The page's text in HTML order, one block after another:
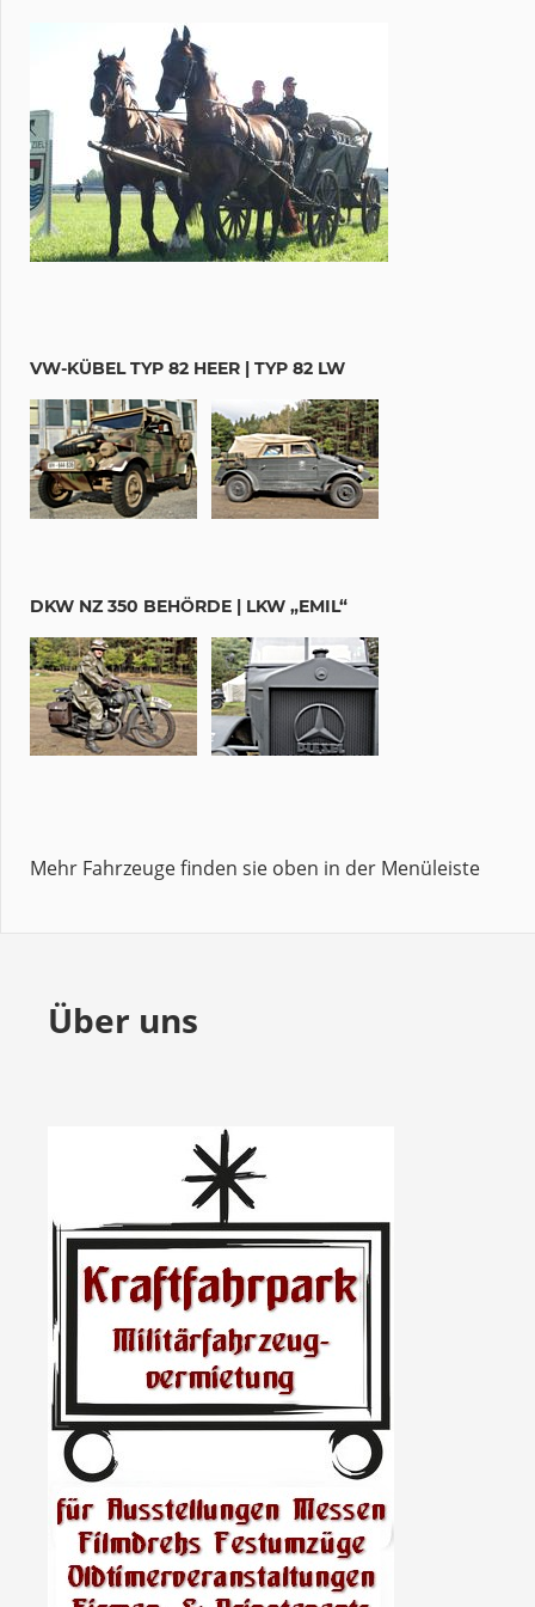
VW-KÜBEL TYP 82 HEER | TYP 82 LW
DKW NZ 350 BEHÖRDE | LKW „EMIL“
Mehr Fahrzeuge finden sie oben in der Menüleiste
Über uns